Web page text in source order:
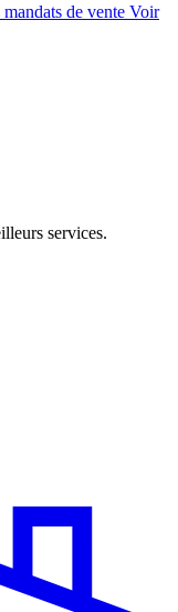
de vente Voir
services.